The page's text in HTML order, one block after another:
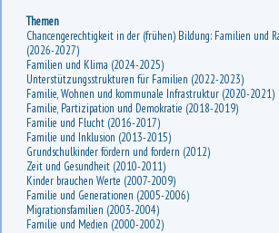
Themen
Chancengerechtigkeit in der (frühen) Bildung: Familien und
(2026-2027)
Familien und Klima (2024-2025)
Unterstützungsstrukturen für Familien (2022-2023)
Familie, Wohnen und kommunale Infrastruktur (2020-2021)
Familie, Partizipation und Demokratie (2018-2019)
Familie und Flucht (2016-2017)
Familie und Inklusion (2013-2015)
Grundschulkinder fördern und fordern (2012)
Zeit und Gesundheit (2010-2011)
Kinder brauchen Werte (2007-2009)
Familie und Generationen (2005-2006)
Migrationsfamilien (2003-2004)
Familie und Medien (2000-2002)